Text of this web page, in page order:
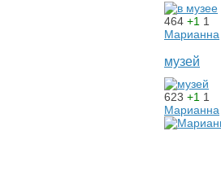
464 +1 1
Марианна
музей
623 +1 1
Марианна